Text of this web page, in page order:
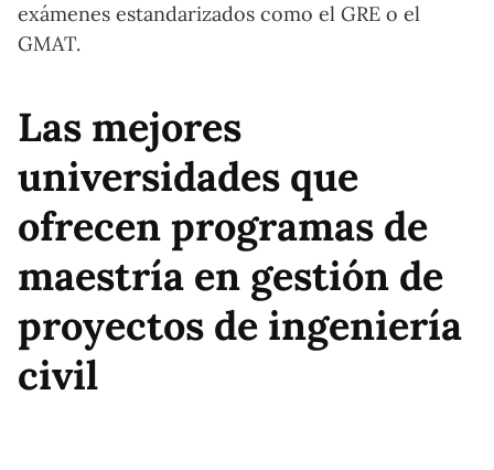
exámenes estandarizados como el GRE o el
GMAT.
Las mejores
universidades que
ofrecen programas de
maestría en gestión de
proyectos de ingeniería
civil